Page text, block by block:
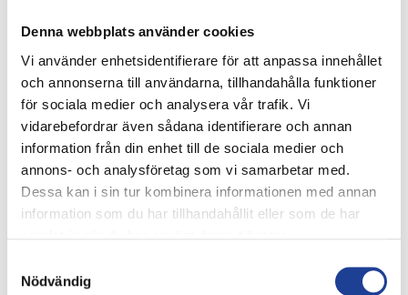
Denna webbplats använder cookies
Vi använder enhetsidentifierare för att anpassa innehållet
och annonserna till användarna, tillhandahålla funktioner
för sociala medier och analysera vår trafik. Vi
vidarebefordrar även sådana identifierare och annan
information från din enhet till de sociala medier och
annons- och analysföretag som vi samarbetar med.
Dessa kan i sin tur kombinera informationen med annan
information som du har tillhandahållit eller som de har
Nödvändig
”Vi lägger ett transaktionsintensivt och innehållsrikt
största förvärvet i bolagets historia, med ökad
intjäningsförmåga som följd. Uppdaterade finansiella mål
och hållbarhetsmål, en stabil bas av över 80 procent
förutsättningar för tillväxt och värdeskapande.”
Trianon Q3 2021, svensk
Trianons VD Olof Andersson kommenterar tredje